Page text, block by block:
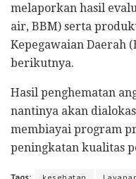
melaporkan hasil
air, BBM) serta
Kepegawaian Daerah
berikutnya.
Hasil penghematan
nantinya akan
membiayai program
peningkatan kualitas